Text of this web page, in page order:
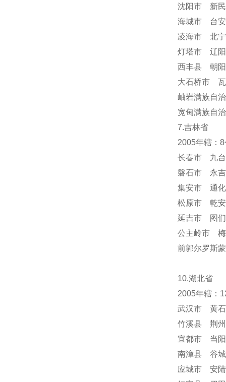
沈阳市 新
海城市 台
凌海市 北
灯塔市 辽
西丰县 朝
大石桥市
岫岩满族自
宽甸满族自
7.吉林省
2005年辖：
长春市 九
磐石市 永
集安市 通
松原市 乾
延吉市 图
公主岭市
前郭尔罗斯
10.湖北省
2005年辖：
武汉市 黄
竹溪县 荆
宜都市 当
南漳县 谷
应城市 安